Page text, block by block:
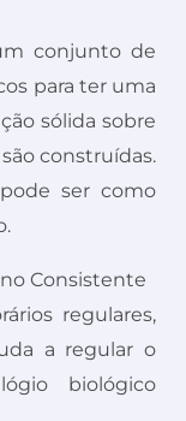
conjunto de
para ter uma
sólida sobre
construídas.
ser como
Consistente
regulares,
a regular o
biológico